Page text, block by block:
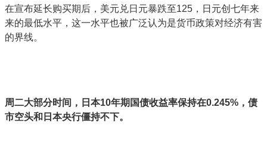
在宣布延长购买期后，美元兑日元暴跌至125，日元创七年来
来的最低水平，这一水平也被广泛认为是货币政策对经济有害
的界线。
周二大部分时间，日本10年期国债收益率保持在0.245%，债
市空头和日本央行僵持不下。